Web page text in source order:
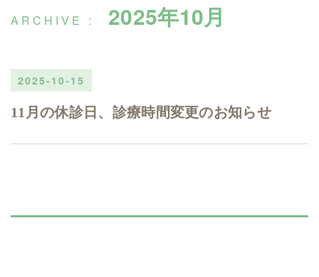
2025年10月
2025-10-15
11月の休診日、診療時間変更のお知らせ